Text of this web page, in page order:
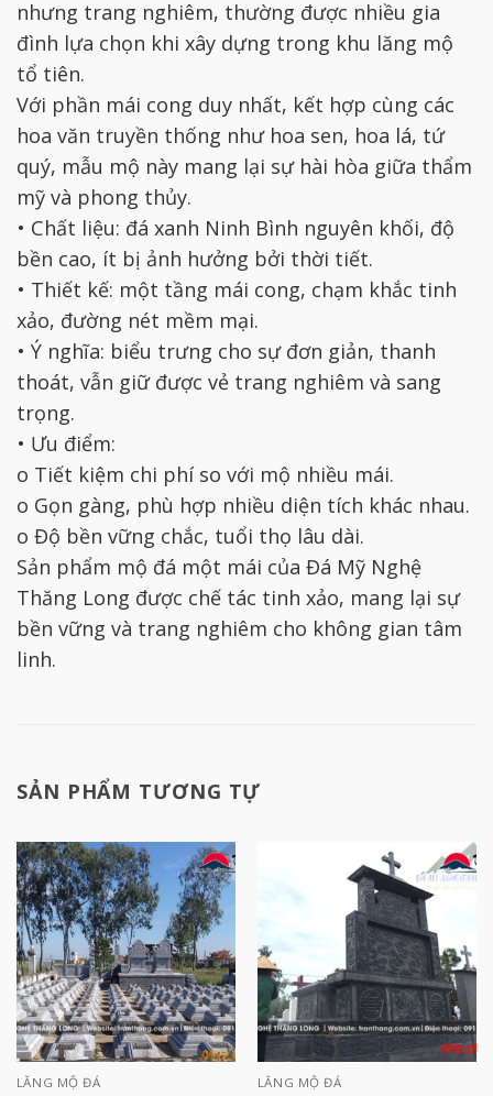
nhưng trang nghiêm, thường được nhiều gia
đình lựa chọn khi xây dựng trong khu lăng mộ
tổ tiên.
Với phần mái cong duy nhất, kết hợp cùng các
hoa văn truyền thống như hoa sen, hoa lá, tứ
quý, mẫu mộ này mang lại sự hài hòa giữa thẩm
mỹ và phong thủy.
• Chất liệu: đá xanh Ninh Bình nguyên khối, độ
bền cao, ít bị ảnh hưởng bởi thời tiết.
• Thiết kế: một tầng mái cong, chạm khắc tinh
xảo, đường nét mềm mại.
• Ý nghĩa: biểu trưng cho sự đơn giản, thanh
thoát, vẫn giữ được vẻ trang nghiêm và sang
trọng.
• Ưu điểm:
o Tiết kiệm chi phí so với mộ nhiều mái.
o Gọn gàng, phù hợp nhiều diện tích khác nhau.
o Độ bền vững chắc, tuổi thọ lâu dài.
Sản phẩm mộ đá một mái của Đá Mỹ Nghệ
Thăng Long được chế tác tinh xảo, mang lại sự
bền vững và trang nghiêm cho không gian tâm
linh.
SẢN PHẨM TƯƠNG TỰ
LĂNG MỘ ĐÁ LĂNG MỘ ĐÁ